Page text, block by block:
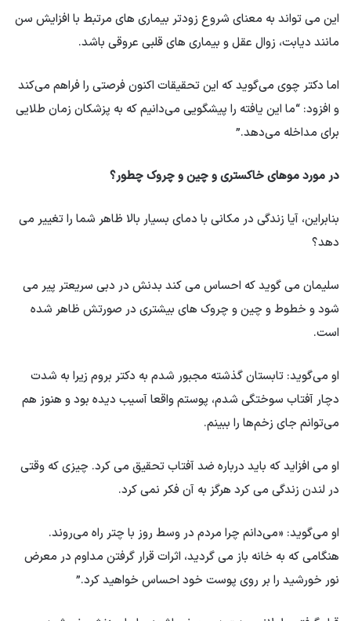
این می تواند به معنای شروع زودتر بیماری های مرتبط با افزایش سن
مانند دیابت، زوال عقل و بیماری های قلبی عروقی باشد.
اما دکتر چوی می‌گوید که این تحقیقات اکنون فرصتی را فراهم می‌کند
و افزود: “ما این یافته را پیشگویی می‌دانیم که به پزشکان زمان طلایی
برای مداخله می‌دهد.”
در مورد موهای خاکستری و چین و چروک چطور؟
بنابراین، آیا زندگی در مکانی با دمای بسیار بالا ظاهر شما را تغییر می
دهد؟
سلیمان می گوید که احساس می کند بدنش در دبی سریعتر پیر می
شود و خطوط و چین و چروک های بیشتری در صورتش ظاهر شده
است.
او می‌گوید: تابستان گذشته مجبور شدم به دکتر بروم زیرا به شدت
دچار آفتاب سوختگی شدم، پوستم واقعا آسیب دیده بود و هنوز هم
می‌توانم جای زخم‌ها را ببینم.
او می افزاید که باید درباره ضد آفتاب تحقیق می کرد. چیزی که وقتی
در لندن زندگی می کرد هرگز به آن فکر نمی کرد.
او می‌گوید: «می‌دانم چرا مردم در وسط روز با چتر راه می‌روند.
هنگامی که به خانه باز می گردید، اثرات قرار گرفتن مداوم در معرض
نور خورشید را بر روی پوست خود احساس خواهید کرد.”